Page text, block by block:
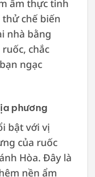
ẩm thực tinh
chế biến
nhà bằng
chắc
ngạc
phương
bật với vị
của ruốc
Hòa. Đây là
nền ẩm